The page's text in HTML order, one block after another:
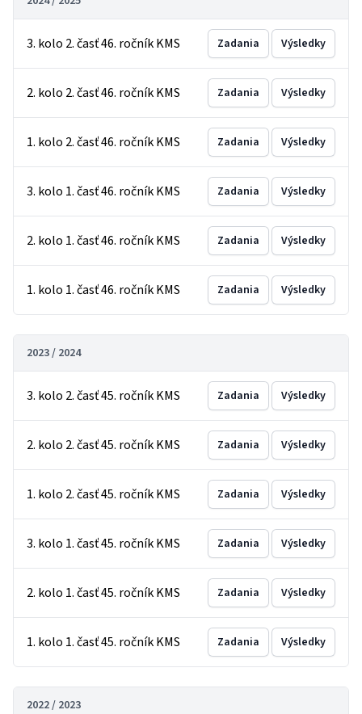
3. kolo 2. časť 46. ročník KMS Zadania Výsledky
2. kolo 2. časť 46. ročník KMS Zadania Výsledky
1. kolo 2. časť 46. ročník KMS Zadania Výsledky
3. kolo 1. časť 46. ročník KMS Zadania Výsledky
2. kolo 1. časť 46. ročník KMS Zadania Výsledky
1. kolo 1. časť 46. ročník KMS Zadania Výsledky
2023 / 2024
3. kolo 2. časť 45. ročník KMS Zadania Výsledky
2. kolo 2. časť 45. ročník KMS Zadania Výsledky
1. kolo 2. časť 45. ročník KMS Zadania Výsledky
3. kolo 1. časť 45. ročník KMS Zadania Výsledky
2. kolo 1. časť 45. ročník KMS Zadania Výsledky
1. kolo 1. časť 45. ročník KMS Zadania Výsledky
2022 / 2023